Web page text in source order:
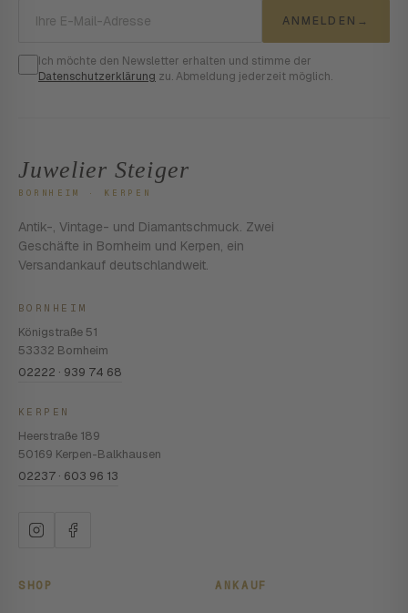
ANMELDEN →
Ich möchte den Newsletter erhalten und stimme der
Datenschutzerklärung zu. Abmeldung jederzeit möglich.
Juwelier Steiger
BORNHEIM · KERPEN
Antik-, Vintage- und Diamantschmuck. Zwei
Geschäfte in Bornheim und Kerpen, ein
Versandankauf deutschlandweit.
BORNHEIM
Königstraße 51
53332 Bornheim
02222 · 939 74 68
KERPEN
Heerstraße 189
50169 Kerpen-Balkhausen
02237 · 603 96 13
SHOP ANKAUF